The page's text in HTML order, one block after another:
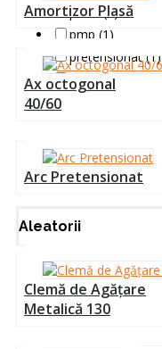
pmm (1)
pmp (1)
pretensionat (1)
prindere (2)
Amortizor Plasă
Ax octogonal
40/60
Arc Pretensionat
Aleatorii
Clemă de Agățare
Metalică 130